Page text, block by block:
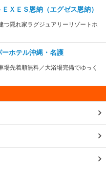
ＸＥＳ恩納（エグゼス恩納）
つ隠れ家ラグジュアリーリゾートホ
ホテル沖縄・名護
場先着順無料／大浴場完備でゆっく